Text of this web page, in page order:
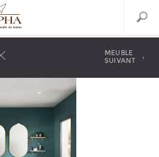
MEUBLE
SUIVANT
›